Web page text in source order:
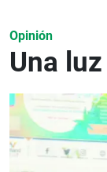
Opinión
Una